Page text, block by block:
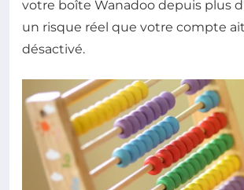
votre boîte Wanadoo depuis plus
un risque réel que votre compte
désactivé.